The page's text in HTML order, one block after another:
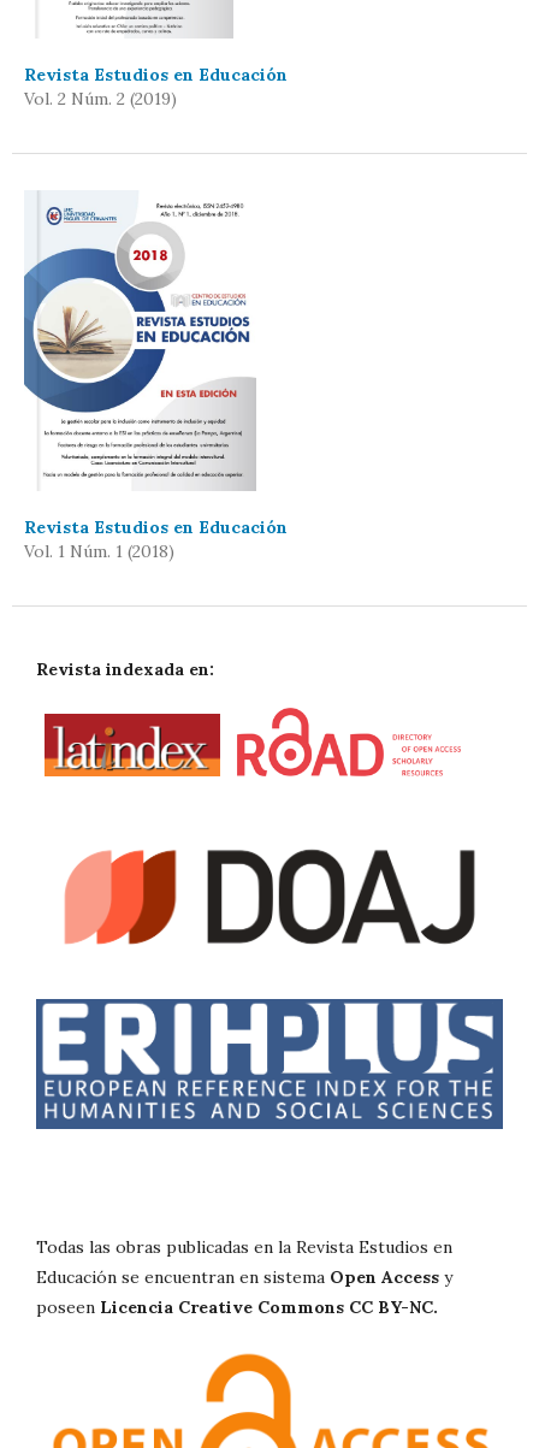
Revista Estudios en Educación
Vol. 2 Núm. 2 (2019)
Revista Estudios en Educación
Vol. 1 Núm. 1 (2018)
Revista indexada en:
Todas las obras publicadas en la Revista Estudios en
Educación se encuentran en sistema Open Access y
poseen Licencia Creative Commons CC BY-NC.